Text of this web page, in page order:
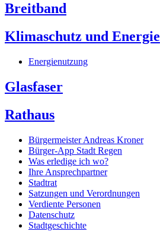
Breitband
Klimaschutz und Energie
Energienutzung
Glasfaser
Rathaus
Bürgermeister Andreas Kroner
Bürger-App Stadt Regen
Was erledige ich wo?
Ihre Ansprechpartner
Stadtrat
Satzungen und Verordnungen
Verdiente Personen
Datenschutz
Stadtgeschichte